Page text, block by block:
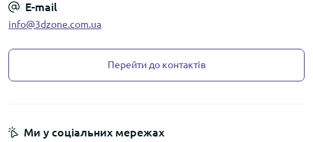
E-mail
info@3dzone.com.ua
Перейти до контактів
Ми у соціальних мережах